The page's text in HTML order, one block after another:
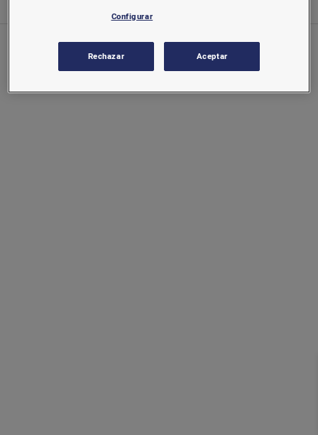
Galletas y barritas dietéticas
Configurar
Rechazar Aceptar